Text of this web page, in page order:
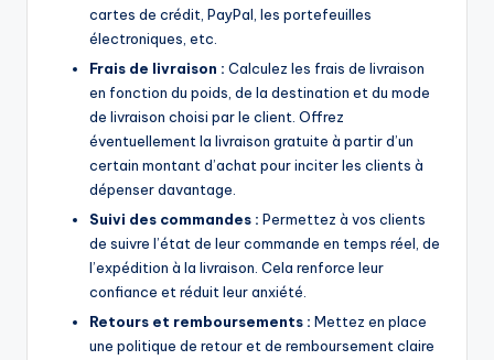
cartes de crédit, PayPal, les portefeuilles
électroniques, etc.
Frais de livraison : Calculez les frais de livraison
en fonction du poids, de la destination et du mode
de livraison choisi par le client. Offrez
éventuellement la livraison gratuite à partir d’un
certain montant d’achat pour inciter les clients à
dépenser davantage.
Suivi des commandes : Permettez à vos clients
de suivre l’état de leur commande en temps réel, de
l’expédition à la livraison. Cela renforce leur
confiance et réduit leur anxiété.
Retours et remboursements : Mettez en place
une politique de retour et de remboursement claire